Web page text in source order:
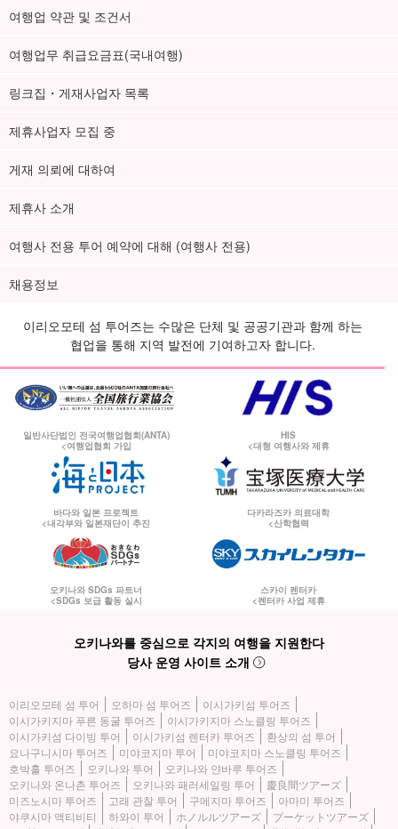
여행업 약관 및 조건서
여행업무 취급요금표(국내여행)
링크집・게재사업자 목록
제휴사업자 모집 중
게재 의뢰에 대하여
제휴사 소개
여행사 전용 투어 예약에 대해 (여행사 전용)
채용정보
이리오모테 섬 투어즈는 수많은 단체 및 공공기관과 함께 하는
협업을 통해 지역 발전에 기여하고자 합니다.
일반사단법인 전국여행업협회(ANTA)
<여행업협회 가입
HIS
<대형 여행사와 제휴
바다와 일본 프로젝트
<내각부와 일본재단이 추진
다카라즈카 의료대학
<산학협력
오키나와 SDGs 파트너
<SDGs 보급 활동 실시
스카이 렌터카
<렌터카 사업 제휴
오키나와를 중심으로 각지의 여행을 지원한다
당사 운영 사이트 소개
이리오모테 섬 투어 오하마 섬 투어즈
이시가키섬 투어즈
이시가키지마 푸른 동굴 투어즈
이시가키지마 스노클링 투어즈
이시가키섬 다이빙 투어
이시가키섬 렌터카 투어즈
환상의 섬 투어
요나구니시마 투어즈
미야코지마 투어
미야코지마 스노클링 투어즈
호박홀 투어즈
오키나와 투어
오키나와 얀바루 투어즈
오키나와 온나촌 투어즈
오키나와 패러세일링 투어
慶良間ツアーズ
미즈노시마 투어즈
고래 관찰 투어 구메지마 투어즈
아마미 투어즈
야쿠시마 액티비티
하와이 투어 ホノルルツアーズ
プーケットツアーズ